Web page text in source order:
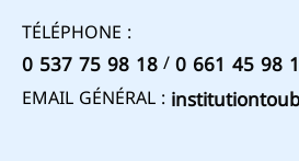
TÉLÉPHONE :
0 537 75 98 18/0 661 45 98
EMAIL GÉNÉRAL :